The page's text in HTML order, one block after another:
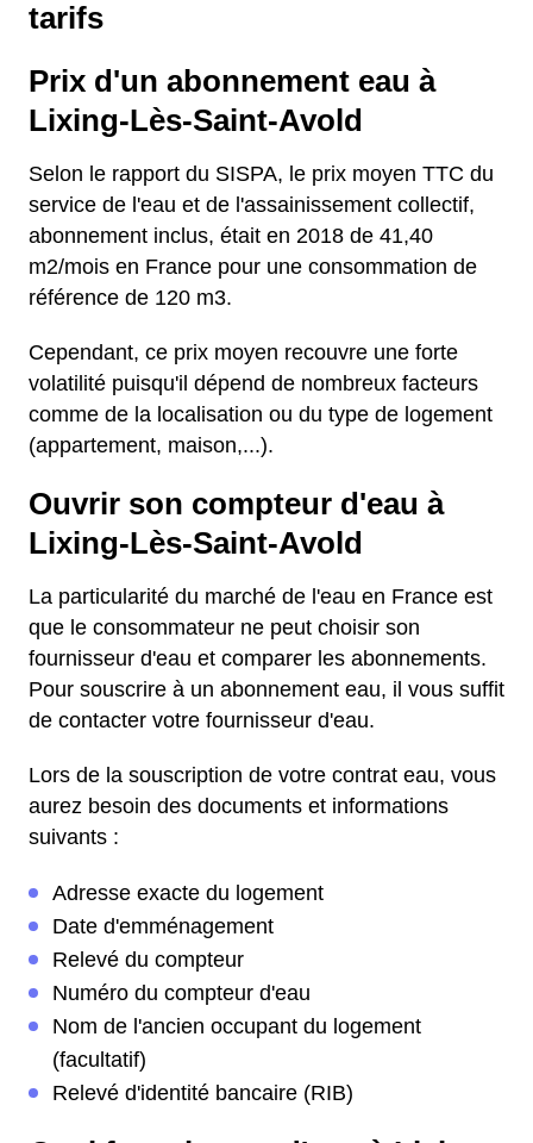
tarifs
Prix d'un abonnement eau à
Lixing-Lès-Saint-Avold
Selon le rapport du SISPA, le prix moyen TTC du
service de l'eau et de l'assainissement collectif,
abonnement inclus, était en 2018 de 41,40
m2/mois en France pour une consommation de
référence de 120 m3.
Cependant, ce prix moyen recouvre une forte
volatilité puisqu'il dépend de nombreux facteurs
comme de la localisation ou du type de logement
(appartement, maison,...).
Ouvrir son compteur d'eau à
Lixing-Lès-Saint-Avold
La particularité du marché de l'eau en France est
que le consommateur ne peut choisir son
fournisseur d'eau et comparer les abonnements.
Pour souscrire à un abonnement eau, il vous suffit
de contacter votre fournisseur d'eau.
Lors de la souscription de votre contrat eau, vous
aurez besoin des documents et informations
suivants :
Adresse exacte du logement
Date d'emménagement
Relevé du compteur
Numéro du compteur d'eau
Nom de l'ancien occupant du logement
(facultatif)
Relevé d'identité bancaire (RIB)